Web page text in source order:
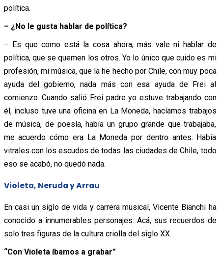
política.
– ¿No le gusta hablar de política?
– Es que como está la cosa ahora, más vale ni hablar de
política, que se quemen los otros. Yo lo único que cuido es mi
profesión, mi música, que la he hecho por Chile, con muy poca
ayuda del gobierno, nada más con esa ayuda de Frei al
comienzo. Cuando salió Frei padre yo estuve trabajando con
él, incluso tuve una oficina en La Moneda, hacíamos trabajos
de música, de poesía, había un grupo grande que trabajaba,
me acuerdo cómo era La Moneda por dentro antes. Había
vitrales con los escudos de todas las ciudades de Chile, todo
eso se acabó, no quedó nada.
Violeta, Neruda y Arrau
En casi un siglo de vida y carrera musical, Vicente Bianchi ha
conocido a innumerables personajes. Acá, sus recuerdos de
solo tres figuras de la cultura criolla del siglo XX.
“Con Violeta íbamos a grabar”